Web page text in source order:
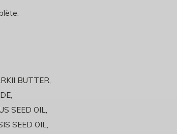
BUTTER,
SEED OIL,
SEED OIL,